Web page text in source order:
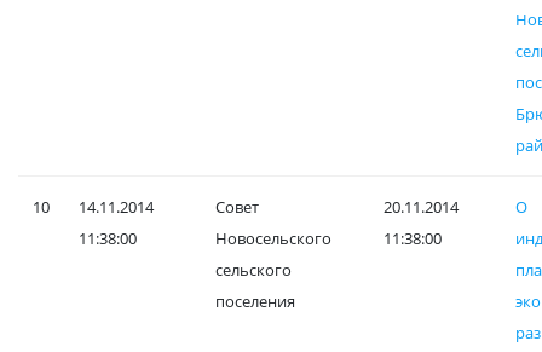
10
14.11.2014
11:38:00
Совет
Новосельского
сельского
поселения
20.11.2014
11:38:00
О